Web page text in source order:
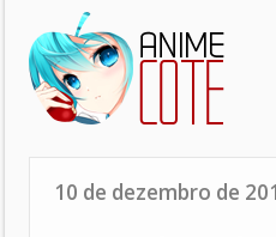
10 de dezembro de